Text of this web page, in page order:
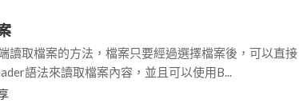
讀取檔案的方法，檔案只要經過選擇檔案後，可以直接
語法來讀取檔案內容，並且可以使用B...